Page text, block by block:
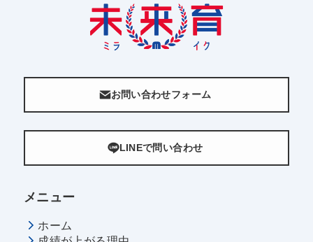
お問い合わせフォーム
LINEで問い合わせ
メニュー
ホーム